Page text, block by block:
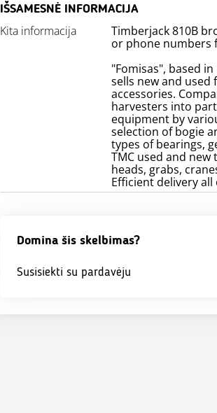
IŠSAMESNĖ INFORMACIJA
Kita informacija
Timberjack 810B
or phone numbers
"Fomisas", based
sells new and
accessories.
harvesters into
equipment by
selection of bogie
types of bearings,
TMC used and new
heads, grabs,
Efficient delivery
Domina šis skelbimas?
Susisiekti su pardavėju